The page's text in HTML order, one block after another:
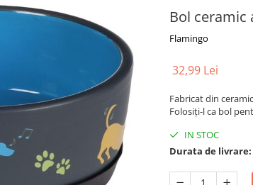
Bol ceramic
Flamingo
32,99 Lei
Fabricat din
Folosiți-l ca bol
IN STOC
Durata de livrare: